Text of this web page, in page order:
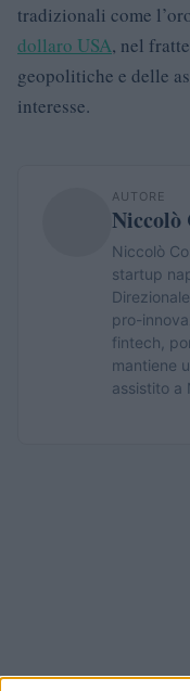
tradizionali come
dollaro USA, nel
geopolitiche e delle
interesse.
AUTORE
Niccolò
Niccolò
startup
pro-
fintech,
mantiene
assistito a